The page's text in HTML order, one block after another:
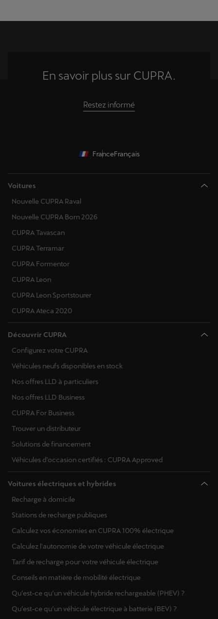
En savoir plus sur CUPRA.
Restez informé
FranceFrançais
Voitures
Nouvelle CUPRA Raval
Nouvelle CUPRA Born 2026
CUPRA Tavascan
CUPRA Terramar
CUPRA Formentor
CUPRA Leon
CUPRA Leon Sportstourer
CUPRA Ateca 2020
Découvrir CUPRA
Configurez votre CUPRA
Véhicules neufs disponibles en stock
Nos offres LLD à particuliers
Nos offres LLD Business
CUPRA For Business
Trouver un distributeur
Solutions de financement
Véhicules d’occasion certifiés : CUPRA Approved
Voitures électriques et hybrides
Recharge à domicile
Stations de recharge publiques
Calculez vos économies en CUPRA 100% électrique
Calculez l'autonomie de votre véhicule électrique
Tarif de recharge pour votre véhicule électrique
Conseils en matière de mobilité électrique
Qu’est-ce qu’un véhicule hybride rechargeable (PHEV) ?
Qu’est-ce qu’un véhicule électrique à batterie (BEV) ?